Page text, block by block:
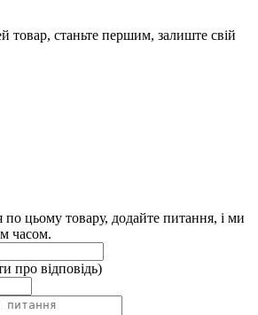
товар, станьте першим, залиште свій
цьому товару, додайте питання, і ми
часом.
про відповідь)